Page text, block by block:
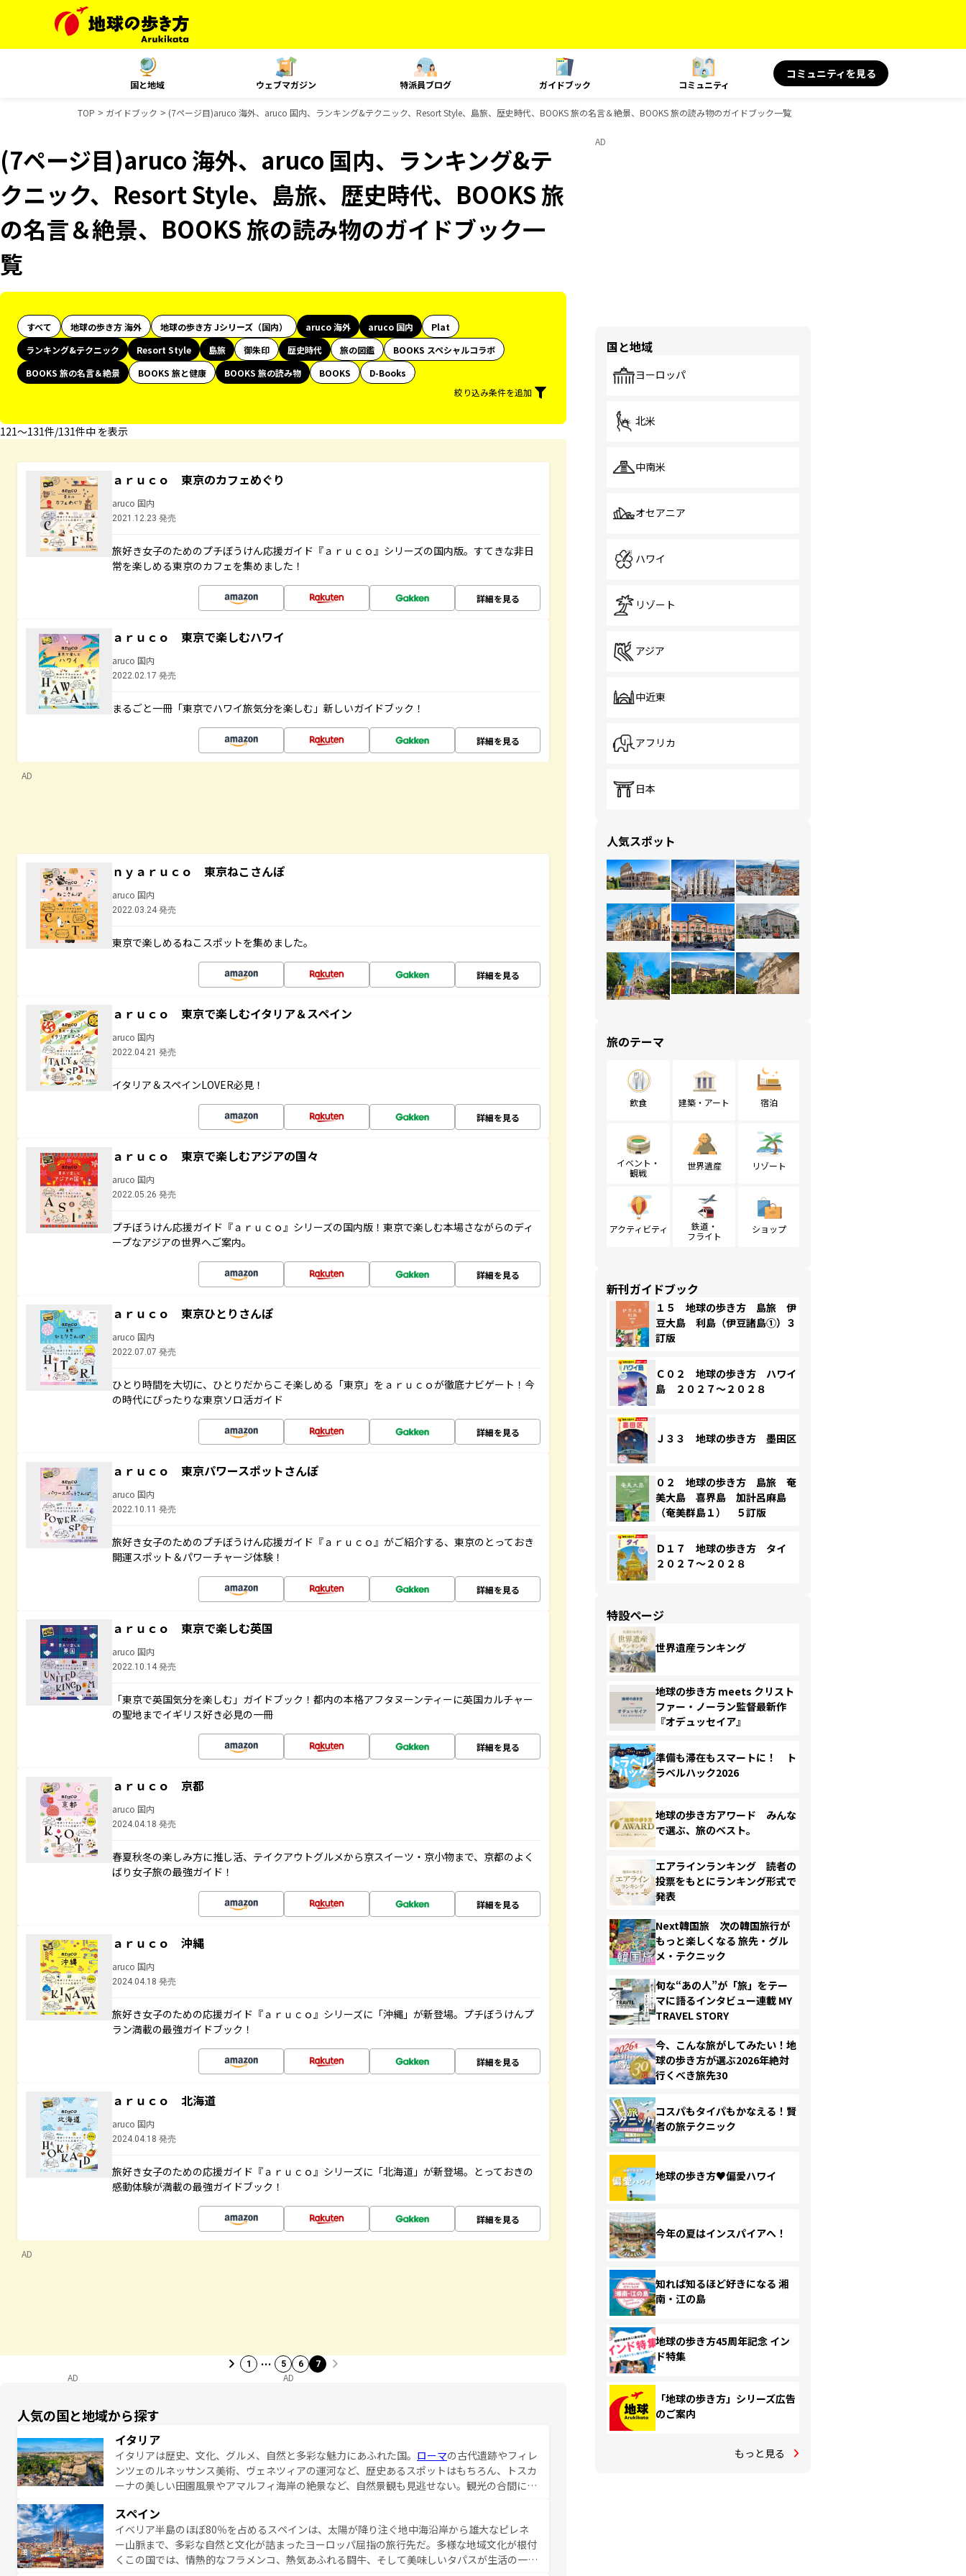
国と地域 ウェブマガジン 特派員ブログ ガイドブック コミュニティ
コミュニティを見る
TOP ガイドブック (7ページ目)aruco 海外、aruco 国内、ランキング&テクニック、Resort Style、島旅、歴史時代、BOOKS 旅の名言＆絶景、BOOKS 旅の読み物のガイドブック一覧
(7ページ目)aruco 海外、aruco 国内、ランキング&テ
クニック、Resort Style、島旅、歴史時代、BOOKS 旅
の名言＆絶景、BOOKS 旅の読み物のガイドブック一
覧
すべて 地球の歩き方 海外 地球の歩き方 Jシリーズ（国内） aruco 海外 aruco 国内
Plat
ランキング&テクニック
Resort Style 島旅 御朱印 歴史時代 旅の図鑑
BOOKS スペシャルコラボ
BOOKS 旅の名言＆絶景
BOOKS 旅と健康 BOOKS 旅の読み物 BOOKS
D-Books
絞り込み条件を追加
121〜131件/131件中 を表示
ａｒｕｃｏ 東京のカフェめぐり
aruco 国内
2021.12.23 発売
旅好き女子のためのプチぼうけん応援ガイド『ａｒｕｃｏ』シリーズの国内版。すてきな非日
常を楽しめる東京のカフェを集めました！
詳細を見る
ａｒｕｃｏ 東京で楽しむハワイ
aruco 国内
2022.02.17 発売
まるごと一冊「東京でハワイ旅気分を楽しむ」新しいガイドブック！
詳細を見る
AD
ｎｙａｒｕｃｏ 東京ねこさんぽ
aruco 国内
2022.03.24 発売
東京で楽しめるねこスポットを集めました。
詳細を見る
ａｒｕｃｏ 東京で楽しむイタリア＆スペイン
aruco 国内
2022.04.21 発売
イタリア＆スペインLOVER必見！
詳細を見る
ａｒｕｃｏ 東京で楽しむアジアの国々
aruco 国内
2022.05.26 発売
プチぼうけん応援ガイド『ａｒｕｃｏ』シリーズの国内版！東京で楽しむ本場さながらのディ
ープなアジアの世界へご案内。
詳細を見る
ａｒｕｃｏ 東京ひとりさんぽ
aruco 国内
2022.07.07 発売
ひとり時間を大切に、ひとりだからこそ楽しめる「東京」をａｒｕｃｏが徹底ナビゲート！今
の時代にぴったりな東京ソロ活ガイド
詳細を見る
ａｒｕｃｏ 東京パワースポットさんぽ
aruco 国内
2022.10.11 発売
旅好き女子のためのプチぼうけん応援ガイド『ａｒｕｃｏ』がご紹介する、東京のとっておき
開運スポット＆パワーチャージ体験！
詳細を見る
ａｒｕｃｏ 東京で楽しむ英国
aruco 国内
2022.10.14 発売
「東京で英国気分を楽しむ」ガイドブック！都内の本格アフタヌーンティーに英国カルチャー
の聖地までイギリス好き必見の一冊
詳細を見る
ａｒｕｃｏ 京都
aruco 国内
2024.04.18 発売
春夏秋冬の楽しみ方に推し活、テイクアウトグルメから京スイーツ・京小物まで、京都のよく
ばり女子旅の最強ガイド！
詳細を見る
ａｒｕｃｏ 沖縄
aruco 国内
2024.04.18 発売
旅好き女子のための応援ガイド『ａｒｕｃｏ』シリーズに「沖縄」が新登場。プチぼうけんプ
ラン満載の最強ガイドブック！
詳細を見る
ａｒｕｃｏ 北海道
aruco 国内
2024.04.18 発売
旅好き女子のための応援ガイド『ａｒｕｃｏ』シリーズに「北海道」が新登場。とっておきの
感動体験が満載の最強ガイドブック！
詳細を見る
AD
1 … 5 6 7
AD AD
人気の国と地域から探す
イタリア
イタリアは歴史、文化、グルメ、自然と多彩な魅力にあふれた国。 ローマの古代遺跡やフィレ
ンツェのルネッサンス美術、ヴェネツィアの運河など、歴史あるスポットはもちろん、トスカ
ーナの美しい田園風景やアマルフィ海岸の絶景など、自然景観も見逃せない。観光の合間に
夜眠るまで、すべての瞬間を楽しませてくれるイタリアで、忘れられない旅をしてみよう！
なお、新着のイタリア情報はコンテンツ一覧を参照してほしい。
スペイン
イベリア半島のほぼ80％を占めるスペインは、太陽が降り注ぐ地中海沿岸から雄大なピレネ
ー山脈まで、多彩な自然と文化が詰まったヨーロッパ屈指の旅行先だ。多様な地域文化が根付
くこの国では、情熱的なフラメンコ、熱気あふれる闘牛、そして美味しいタパスが生活の一部
AD
国と地域
ヨーロッパ
北米
中南米
オセアニア
ハワイ
リゾート
アジア
中近東
アフリカ
日本
人気スポット
旅のテーマ
飲食 建築・アート 宿泊
イベント・
観戦
世界遺産 リゾート
アクティビティ
鉄道・
フライト
ショップ
新刊ガイドブック
１５ 地球の歩き方 島旅 伊
豆大島 利島（伊豆諸島①）３
訂版
Ｃ０２ 地球の歩き方 ハワイ
島 ２０２７～２０２８
Ｊ３３ 地球の歩き方 墨田区
０２ 地球の歩き方 島旅 奄
美大島 喜界島 加計呂麻島
（奄美群島１） ５訂版
Ｄ１７ 地球の歩き方 タイ
２０２７～２０２８
特設ページ
世界遺産ランキング
地球の歩き方 meets クリスト
ファー・ノーラン監督最新作
『オデュッセイア』
準備も滞在もスマートに！ ト
ラベルハック2026
地球の歩き方アワード みんな
で選ぶ、旅のベスト。
エアラインランキング 読者の
投票をもとにランキング形式で
発表
Next韓国旅 次の韓国旅行が
もっと楽しくなる 旅先・グル
メ・テクニック
旬な“あの人”が「旅」をテー
マに語るインタビュー連載 MY
TRAVEL STORY
今、こんな旅がしてみたい！地
球の歩き方が選ぶ2026年絶対
行くべき旅先30
コスパもタイパもかなえる！賢
者の旅テクニック
地球の歩き方♥偏愛ハワイ
今年の夏はインスパイアへ！
知れば知るほど好きになる 湘
南・江の島
地球の歩き方45周年記念 イン
ド特集
「地球の歩き方」シリーズ広告
のご案内
もっと見る